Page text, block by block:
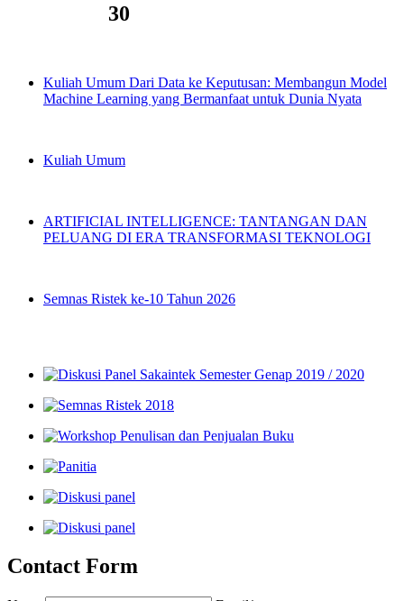
30
Kuliah Umum Dari Data ke Keputusan: Membangun Model
Machine Learning yang Bermanfaat untuk Dunia Nyata
Kuliah Umum
ARTIFICIAL INTELLIGENCE: TANTANGAN DAN
PELUANG DI ERA TRANSFORMASI TEKNOLOGI
Semnas Ristek ke-10 Tahun 2026
Contact Form